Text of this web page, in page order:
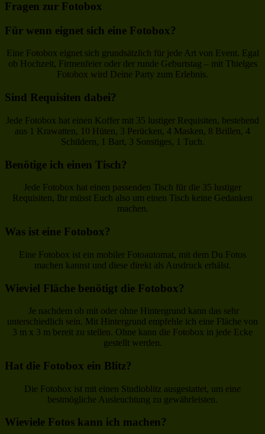
Fragen zur Fotobox
Für wenn eignet sich eine Fotobox?
Eine Fotobox eignet sich grundsätzlich für jede Art von Event. Egal
ob Hochzeit, Firmenfeier oder der runde Geburtstag – mit Thielges
Fotobox wird Deine Party zum Erlebnis.
Sind Requisiten dabei?
Jede Fotobox hat einen Koffer mit 35 lustiger Requisiten, bestehend
aus 1 Krawatten, 10 Hüten, 3 Perücken, 4 Masken, 8 Brillen, 4
Schildern, 1 Bart, 3 Sonstiges, 1 Tuch.
Benötige ich einen Tisch?
Jede Fotobox hat einen passenden Tisch für die 35 lustiger
Requisiten, Ihr müsst Euch also um einen Tisch keine Gedanken
machen.
Was ist eine Fotobox?
Eine Fotobox ist ein mobiler Fotoautomat, mit dem Du Fotos
machen kannst und diese direkt als Ausdruck erhälst.
Wieviel Fläche benötigt die Fotobox?
Je nachdem ob mit oder ohne Hintergrund kann das sehr
unterschiedlich sein. Mit Hintergrund empfehle ich eine Fläche von
3 m x 3 m bereit zu stellen. Ohne kann die Fotobox in jede Ecke
gestellt werden.
Hat die Fotobox ein Blitz?
Die Fotobox ist mit einen Studioblitz ausgestattet, um eine
bestmögliche Ausleuchtung zu gewährleisten.
Wieviele Fotos kann ich machen?